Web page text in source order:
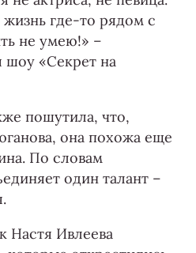
где-то рядом с
не умею!» –
шоу «Секрет на
пошутила, что,
она похожа еще
По словам
один талант –
Настя Ивлеева